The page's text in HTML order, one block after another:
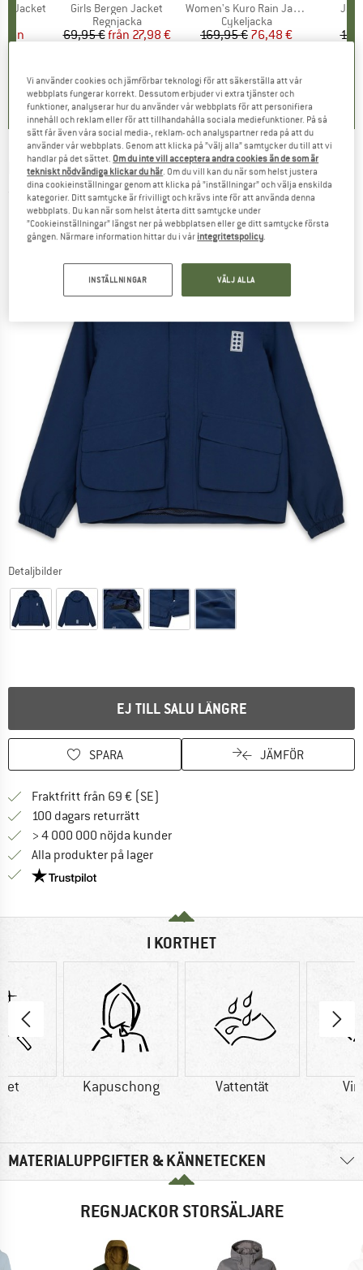
Jacket
pris
från
)
Produkter
Girls Bergen Jacket
Produktgrupp
Regnjacka
Pris
69,95 € Reducerat pris
från 27,98 €
5,0(3)
Produkter
Women's Kuro Rain Jacket
Produktgrupp
Cykeljacka
Pris
169,95 €Reducerat pris
76,48 €
5,0( 1)
LEGO -Kid's Jad 203 - Jacket - Regnjacka
(0)
Detaljbilder
EJ TILL SALU LÄNGRE
SPARA JÄMFÖR
Fraktfritt från 69 € (SE)
100 dagars returrätt
> 4 000 000 nöjda kunder
Alla produkter på lager
Trust Pilot-garanti - hitta all information här!
I KORTHET
Kapuschong Vattentät
MATERIALUPPGIFTER & KÄNNETECKEN
REGNJACKOR STORSÄLJARE
Vi använder cookies och jämförbar teknologi för att säkerställa att vår
webbplats fungerar korrekt. Dessutom erbjuder vi extra tjänster och
funktioner, analyserar hur du använder vår webbplats för att personifiera
innehåll och reklam eller för att tillhandahålla sociala mediefunktioner. På så
sätt får även våra social media-, reklam- och analyspartner reda på att du
använder vår webbplats. Genom att klicka på ”välj alla” samtycker du till att vi
handlar på det sättet. Om du inte vill acceptera andra cookies än de som är
tekniskt nödvändiga klickar du här. Om du vill kan du när som helst justera
dina cookieinställningar genom att klicka på ”inställningar” och välja enskilda
kategorier. Ditt samtycke är frivilligt och krävs inte för att använda denna
webbplats. Du kan när som helst återta ditt samtycke under
”Cookieinställningar” längst ner på webbplatsen eller ge ditt samtycke första
gången. Närmare information hittar du i vår integritetspolicy.
INSTÄLLNINGAR VÄLJ ALLA